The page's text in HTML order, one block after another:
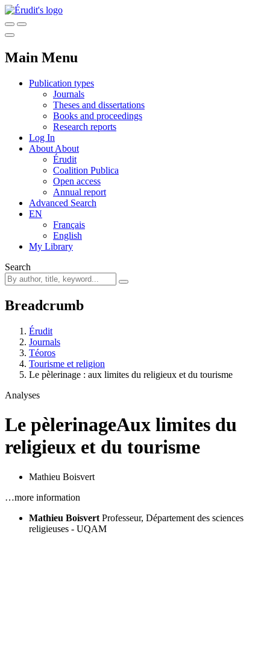
Main Menu
Publication types
Journals
Theses and dissertations
Books and proceedings
Research reports
Log In
About About
Érudit
Coalition Publica
Open access
Annual report
Advanced Search
EN
Français
English
My Library
Search
Breadcrumb
Érudit
Journals
Téoros
Tourisme et religion
Le pèlerinage : aux limites du religieux et du tourisme
Analyses
Le pèlerinageAux limites du
religieux et du tourisme
Mathieu Boisvert
…more information
Mathieu Boisvert Professeur, Département des sciences
religieuses - UQAM